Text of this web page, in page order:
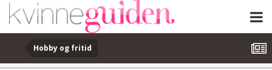
Hobby og fritid